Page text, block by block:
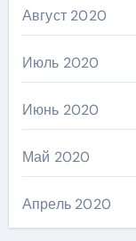
Август 2020
Июль 2020
Июнь 2020
Май 2020
Апрель 2020